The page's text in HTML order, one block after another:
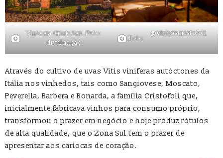
Vinícola Cristofoli. Foto:
divulgação
Foto:
@vinhoscristofoli
Através do cultivo de uvas Vitis viniferas autóctones da
Itália nos vinhedos, tais como Sangiovese, Moscato,
Peverella, Barbera e Bonarda, a família Cristofoli que,
inicialmente fabricava vinhos para consumo próprio,
transformou o prazer em negócio e hoje produz rótulos
de alta qualidade, que o Zona Sul tem o prazer de
apresentar aos cariocas de coração.